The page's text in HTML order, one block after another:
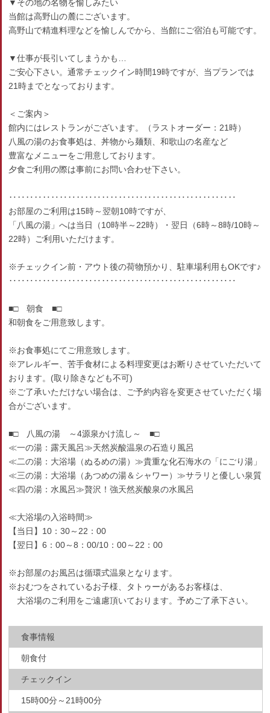
▼その地の名物を愉しみたい
当館は高野山の麓にございます。
高野山で精進料理などを愉しんでから、当館にご宿泊も可能です。
▼仕事が長引いてしまうかも…
ご安心下さい。通常チェックイン時間19時ですが、当プランでは
21時までとなっております。
＜ご案内＞
館内にはレストランがございます。（ラストオーダー：21時）
八風の湯のお食事処は、丼物から麺類、和歌山の名産など
豊富なメニューをご用意しております。
夕食ご利用の際は事前にお問い合わせ下さい。
‥‥‥‥‥‥‥‥‥‥‥‥‥‥‥‥‥‥‥‥‥‥‥‥‥‥‥
お部屋のご利用は15時～翌朝10時ですが、
「八風の湯」へは当日（10時半～22時）・翌日（6時～8時/10時～
22時）ご利用いただけます。
※チェックイン前・アウト後の荷物預かり、駐車場利用もOKです♪
‥‥‥‥‥‥‥‥‥‥‥‥‥‥‥‥‥‥‥‥‥‥‥‥‥‥‥
■□ 朝食 ■□
和朝食をご用意致します。
※お食事処にてご用意致します。
※アレルギー、苦手食材による料理変更はお断りさせていただいて
おります。(取り除きなども不可)
※ご了承いただけない場合は、ご予約内容を変更させていただく場
合がございます。
■□ 八風の湯 ～4源泉かけ流し～ ■□
≪一の湯：露天風呂≫天然炭酸温泉の石造り風呂
≪二の湯：大浴場（ぬるめの湯）≫貴重な化石海水の「にごり湯」
≪三の湯：大浴場（あつめの湯＆シャワー）≫サラリと優しい泉質
≪四の湯：水風呂≫贅沢！強天然炭酸泉の水風呂
≪大浴場の入浴時間≫
【当日】10：30～22：00
【翌日】6：00～8：00/10：00～22：00
※お部屋のお風呂は循環式温泉となります。
※おむつをされているお子様、タトゥーがあるお客様は、
大浴場のご利用をご遠慮頂いております。予めご了承下さい。
食事情報
朝食付
チェックイン
15時00分～21時00分